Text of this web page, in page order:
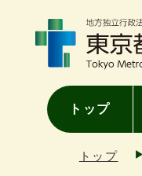
トップ
トップ